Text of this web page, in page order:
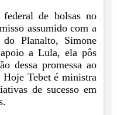
de bolsas no
assumido com a
Planalto, Simone
a Lula, ela pôs
dessa promessa ao
Hoje Tebet é ministra
de sucesso em